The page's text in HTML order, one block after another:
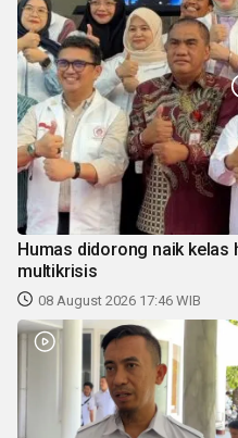
Humas didorong naik kelas
multikrisis
08 August 2026 17:46 WIB